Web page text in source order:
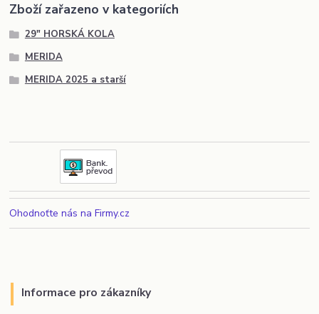
Zboží zařazeno v kategoriích
29" HORSKÁ KOLA
MERIDA
MERIDA 2025 a starší
Ohodnoťte nás na Firmy.cz
Informace pro zákazníky